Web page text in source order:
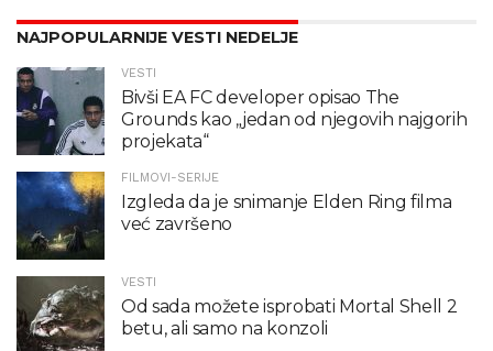
NAJPOPULARNIJE VESTI NEDELJE
VESTI
Bivši EA FC developer opisao The
Grounds kao „jedan od njegovih najgorih
projekata“
FILMOVI-SERIJE
Izgleda da je snimanje Elden Ring filma
već završeno
VESTI
Od sada možete isprobati Mortal Shell 2
betu, ali samo na konzoli